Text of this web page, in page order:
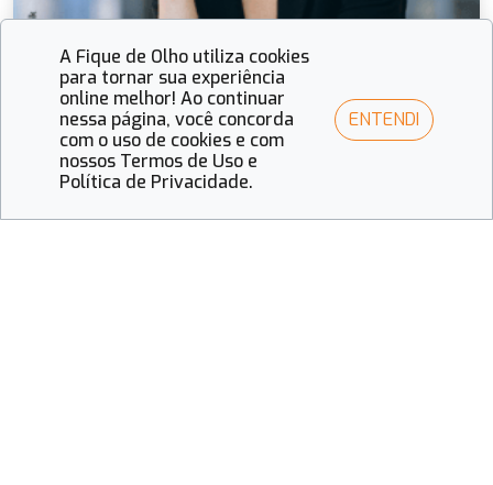
Fique de Olho
Moda, identidade e estratégia comercial
impulsionam o setor óptico
A Fique de Olho utiliza cookies
para tornar sua experiência
online melhor! Ao continuar
nessa página, você concorda
com o uso de cookies e com
nossos Termos de Uso e
Política de Privacidade.
ENTENDI